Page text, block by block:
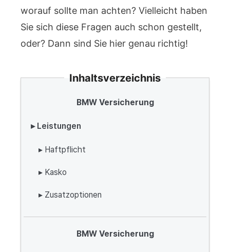
worauf sollte man achten? Vielleicht haben
Sie sich diese Fragen auch schon gestellt,
oder? Dann sind Sie hier genau richtig!
Inhaltsverzeichnis
BMW Versicherung
▸ Leistungen
▸ Haftpflicht
▸ Kasko
▸ Zusatzoptionen
BMW Versicherung